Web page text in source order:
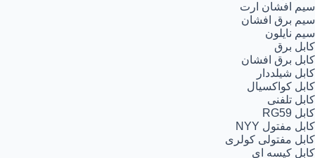
سیم افشان ارت
سیم برق افشان
سیم نایلون
کابل برق
کابل برق افشان
کابل شیلددار
کابل کواکسیال
کابل تلفنی
کابل RG59
کابل مفتول NYY
کابل مفتولی کولری
کابل کیسه ای